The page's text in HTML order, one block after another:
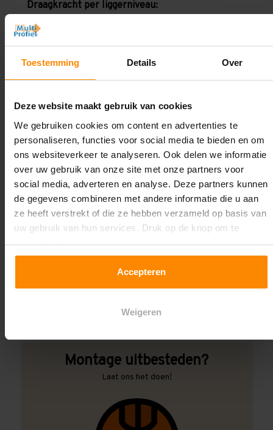
Toestemming Details Over
Deze website maakt gebruik van cookies
We gebruiken cookies om content en advertenties te
personaliseren, functies voor social media te bieden en om
ons websiteverkeer te analyseren. Ook delen we informatie
over uw gebruik van onze site met onze partners voor
social media, adverteren en analyse. Deze partners kunnen
de gegevens combineren met andere informatie die u aan
ze heeft verstrekt of die ze hebben verzameld op basis van
uw gebruik van hun services. Druk op de knop om te
accepteren!
Accepteren
Weigeren
Draagkracht per liggerniveau:
2.350 kg (780 kg per pallet)
Maximale jukbelasting:
9084 kg
Oplossing op maat nodig?
Een maat die niet op de site staat? Hogere
draagkrachten? Speciale uitvoeringen? Onze
specialiteit!
Montage uitbesteden?
Laat ons het doen!